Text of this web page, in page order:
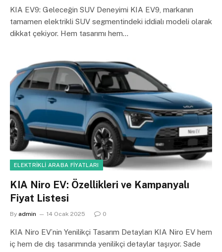
KIA EV9: Geleceğin SUV Deneyimi KIA EV9, markanın
tamamen elektrikli SUV segmentindeki iddialı modeli olarak
dikkat çekiyor. Hem tasarımı hem…
ELEKTRIKLI ARABA FIYATLARI
KIA Niro EV: Özellikleri ve Kampanyalı
Fiyat Listesi
By admin 14 Ocak 2025 0
KIA Niro EV’nin Yenilikçi Tasarım Detayları KIA Niro EV hem
iç hem de dış tasarımında yenilikçi detaylar taşıyor. Sade